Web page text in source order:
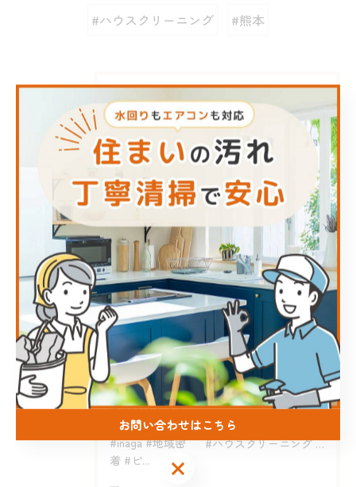
#ハウスクリーニング #熊本
カテゴリー Categories
全てのカテゴリー
キッチン
お風呂
洗面所
トイレ
最近の投稿 Recent Posts
2026/08/05
#ハウスクリーニング #熊本 #inaga #地域密着 #ピ...
お問い合わせはこちら
お問い合わせはこちら